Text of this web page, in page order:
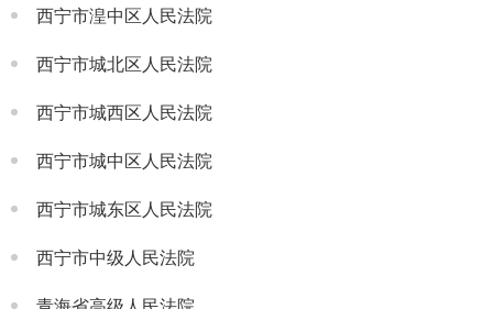
西宁市湟中区人民法院
西宁市城北区人民法院
西宁市城西区人民法院
西宁市城中区人民法院
西宁市城东区人民法院
西宁市中级人民法院